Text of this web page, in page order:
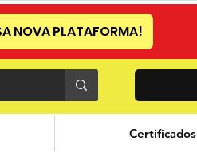
NOVA PLATAFORMA!
Certificados